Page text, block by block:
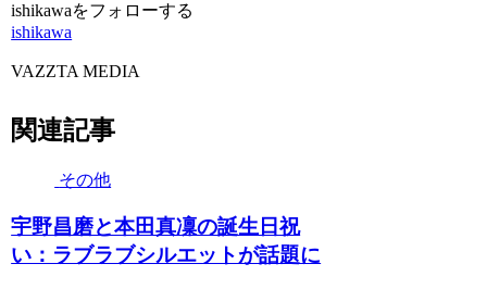
ishikawaをフォローする
ishikawa
VAZZTA MEDIA
関連記事
その他
宇野昌磨と本田真凜の誕生日祝
い：ラブラブシルエットが話題に